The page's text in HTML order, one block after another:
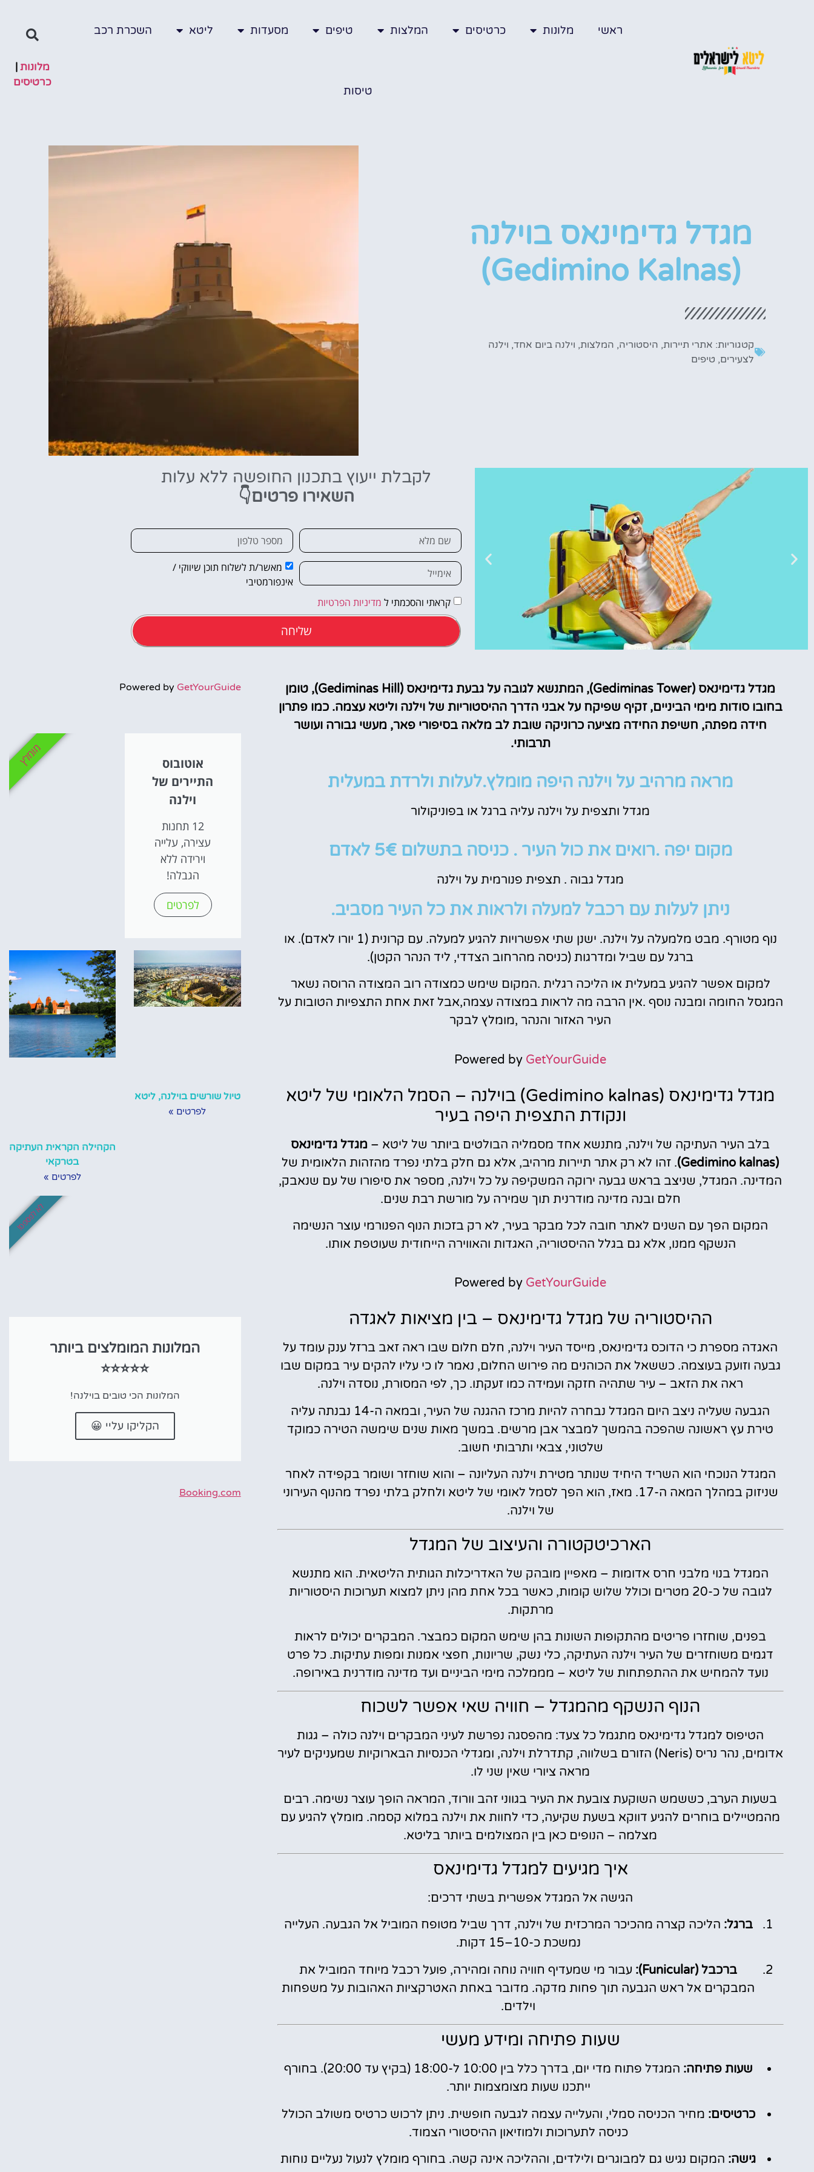
ראשי מלונות כרטיסים המלצות טיפים מסעדות ליטא השכרת רכב
טיסות
מלונות|
כרטיסים
מגדל גדימינאס בוילנה
(Gedimino Kalnas)
קטגוריות: אתרי תיירות, היסטוריה, המלצות, וילנה ביום אחד, וילנה
לצעירים, טיפים
טיסות
מציאת
טיסה זולה?
מלונות
מציאת מלון
מומלץ?
הפעילויות השוות
לחצו פה!
לקבלת ייעוץ בתכנון החופשה ללא עלות
השאירו פרטים👇
מאשר/ת לשלוח תוכן שיווקי /
אינפורמטיבי
קראתי והסכמתי ל מדיניות הפרטיות
שליחה
מגדל גדימינאס (Gediminas Tower), המתנשא לגובה על גבעת גדימינאס (Gediminas Hill), טומן
בחובו סודות מימי הביניים, זקיף שפיקח על אבני הדרך ההיסטוריות של וילנה וליטא עצמה. כמו פתרון
חידה מפתה, חשיפת החידה מציעה כרוניקה שובת לב מלאה בסיפורי פאר, מעשי גבורה ועושר
תרבותי.
מראה מרהיב על וילנה היפה מומלץ.לעלות ולרדת במעלית
מגדל ותצפית על וילנה עליה ברגל או בפוניקולור
מקום יפה .רואים את כול העיר . כניסה בתשלום 5€ לאדם
מגדל גבוה . תצפית פנורמית על וילנה
ניתן לעלות עם רכבל למעלה ולראות את כל העיר מסביב.
נוף מטורף. מבט מלמעלה על וילנה. ישנן שתי אפשרויות להגיע למעלה. עם קרונית (1 יורו לאדם). או
ברגל עם שביל ומדרגות (כניסה מהרחוב הצדדי, ליד הנהר הקטן).
למקום אפשר להגיע במעלית או הליכה רגלית .המקום שימש כמצודה רוב המצודה הרוסה נשאר
המגסל החומה ומבנה נוסף .אין הרבה מה לראות במצודה עצמה,אבל זאת אחת התצפיות הטובות על
העיר האזור והנהר ,מומלץ לבקר
Powered by GetYourGuide
מגדל גדימינאס (Gedimino kalnas) בוילנה – הסמל הלאומי של ליטא
ונקודת התצפית היפה בעיר
בלב העיר העתיקה של וילנה, מתנשא אחד מסמליה הבולטים ביותר של ליטא – מגדל גדימינאס
(Gedimino kalnas)
. זהו לא רק אתר תיירות מרהיב, אלא גם חלק בלתי נפרד מהזהות הלאומית של
המדינה. המגדל, שניצב בראש גבעה ירוקה המשקיפה על כל וילנה, מספר את סיפורו של עם שנאבק,
חלם ובנה מדינה מודרנית תוך שמירה על מורשת רבת שנים.
המקום הפך עם השנים לאתר חובה לכל מבקר בעיר, לא רק בזכות הנוף הפנורמי עוצר הנשימה
הנשקף ממנו, אלא גם בגלל ההיסטוריה, האגדות והאווירה הייחודית שעוטפת אותו.
Powered by GetYourGuide
ההיסטוריה של מגדל גדימינאס – בין מציאות לאגדה
האגדה מספרת כי הדוכס גדימינאס, מייסד העיר וילנה, חלם חלום שבו ראה זאב ברזל ענק עומד על
גבעה וזועק בעוצמה. כששאל את הכוהנים מה פירוש החלום, נאמר לו כי עליו להקים עיר במקום שבו
ראה את הזאב – עיר שתהיה חזקה ועמידה כמו זעקתו. כך, לפי המסורת, נוסדה וילנה.
הגבעה שעליה ניצב היום המגדל נבחרה להיות מרכז ההגנה של העיר, ובמאה ה-14 נבנתה עליה
טירת עץ ראשונה שהפכה בהמשך למבצר אבן מרשים. במשך מאות שנים שימשה הטירה כמוקד
שלטוני, צבאי ותרבותי חשוב.
המגדל הנוכחי הוא השריד היחיד שנותר מטירת וילנה העליונה – והוא שוחזר ושומר בקפידה לאחר
שניזוק במהלך המאה ה-17. מאז, הוא הפך לסמל לאומי של ליטא ולחלק בלתי נפרד מהנוף העירוני
של וילנה.
הארכיטקטורה והעיצוב של המגדל
המגדל בנוי מלבני חרס אדומות – מאפיין מובהק של האדריכלות הגותית הליטאית. הוא מתנשא
לגובה של כ-20 מטרים וכולל שלוש קומות, כאשר בכל אחת מהן ניתן למצוא תערוכות היסטוריות
מרתקות.
בפנים, שוחזרו פריטים מהתקופות השונות בהן שימש המקום כמבצר. המבקרים יכולים לראות
דגמים משוחזרים של העיר וילנה העתיקה, כלי נשק, שריונות, חפצי אמנות ומפות עתיקות. כל פרט
נועד להמחיש את ההתפתחות של ליטא – מממלכה מימי הביניים ועד מדינה מודרנית באירופה.
הנוף הנשקף מהמגדל – חוויה שאי אפשר לשכוח
הטיפוס למגדל גדימינאס מתגמל כל צעד: מהפסגה נפרשת לעיני המבקרים וילנה כולה – גגות
אדומים, נהר נריס (Neris) הזורם בשלווה, קתדרלת וילנה, ומגדלי הכנסיות הבארוקיות שמעניקים לעיר
מראה ציורי שאין שני לו.
בשעות הערב, כששמש השוקעת צובעת את העיר בגווני זהב וורוד, המראה הופך עוצר נשימה. רבים
מהמטיילים בוחרים להגיע דווקא בשעת שקיעה, כדי לחוות את וילנה במלוא קסמה. מומלץ להגיע עם
מצלמה – הנופים כאן בין המצולמים ביותר בליטא.
איך מגיעים למגדל גדימינאס
הגישה אל המגדל אפשרית בשתי דרכים:
ברגל: הליכה קצרה מהכיכר המרכזית של וילנה, דרך שביל מטופח המוביל אל הגבעה. העלייה
נמשכת כ-10–15 דקות.
ברכבל (Funicular):
עבור מי שמעדיף חוויה נוחה ומהירה, פועל רכבל מיוחד המוביל את
המבקרים אל ראש הגבעה תוך פחות מדקה. מדובר באחת האטרקציות האהובות על משפחות
וילדים.
שעות פתיחה ומידע מעשי
שעות פתיחה:
המגדל פתוח מדי יום, בדרך כלל בין 10:00 ל-18:00 (בקיץ עד 20:00). בחורף
ייתכנו שעות מצומצמות יותר.
כרטיסים: מחיר הכניסה סמלי, והעלייה עצמה לגבעה חופשית. ניתן לרכוש כרטיס משולב הכולל
כניסה לתערוכות ולמוזיאון ההיסטורי הצמוד.
גישה: המקום נגיש גם למבוגרים ולילדים, וההליכה אינה קשה. בחורף מומלץ לנעול נעליים נוחות
Powered by GetYourGuide
אוטובוס
התיירים של
וילנה
12 תחנות
עצירה, עלייה
וירידה ללא
הגבלה!
לפרטים
מומלץ
טיול שורשים בוילנה, ליטא
לפרטים »
הקהילה הקראית העתיקה
בטרקאי
לפרטים »
המלונות המומלצים ביותר
⭐⭐⭐⭐⭐
המלונות הכי טובים בוילנה!
הקליקו עליי 😀
לא לפספס!
Booking.com